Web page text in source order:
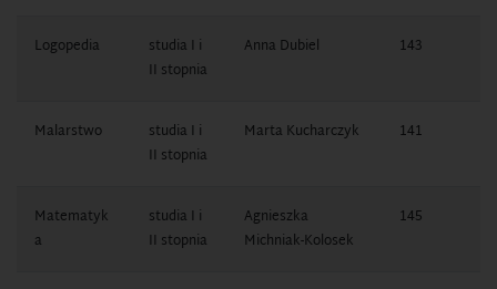
Logopedia
studia I i
II stopnia
Anna Dubiel 143
Malarstwo
studia I i
II stopnia
Marta Kucharczyk 141
Matematyk
a
studia I i
II stopnia
Agnieszka
Michniak-Kolosek
145